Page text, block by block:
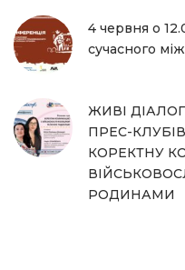
4 червня о
сучасного
ЖИВІ
ПРЕС-
КОРЕКТНУ
РОДИНАМИ